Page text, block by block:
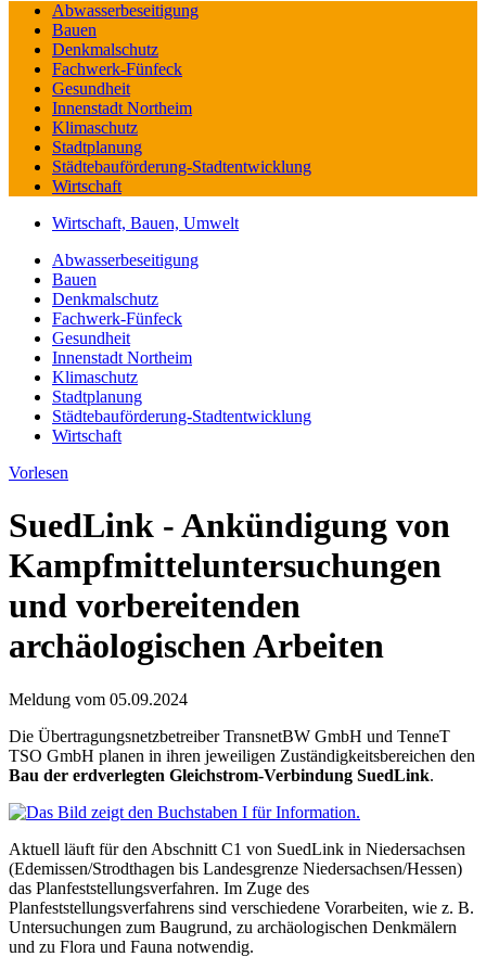
Abwasserbeseitigung
Bauen
Denkmalschutz
Fachwerk-Fünfeck
Gesundheit
Innenstadt Northeim
Klimaschutz
Stadtplanung
Städtebauförderung-Stadtentwicklung
Wirtschaft
Wirtschaft, Bauen, Umwelt
Abwasserbeseitigung
Bauen
Denkmalschutz
Fachwerk-Fünfeck
Gesundheit
Innenstadt Northeim
Klimaschutz
Stadtplanung
Städtebauförderung-Stadtentwicklung
Wirtschaft
Vorlesen
SuedLink - Ankündigung von
Kampfmitteluntersuchungen
und vorbereitenden
archäologischen Arbeiten
Meldung vom 05.09.2024
Die Übertragungsnetzbetreiber TransnetBW GmbH und TenneT
TSO GmbH planen in ihren jeweiligen Zuständigkeitsbereichen den
Bau der erdverlegten Gleichstrom-Verbindung SuedLink.
Aktuell läuft für den Abschnitt C1 von SuedLink in Niedersachsen
(Edemissen/Strodthagen bis Landesgrenze Niedersachsen/Hessen)
das Planfeststellungsverfahren. Im Zuge des
Planfeststellungsverfahrens sind verschiedene Vorarbeiten, wie z. B.
Untersuchungen zum Baugrund, zu archäologischen Denkmälern
und zu Flora und Fauna notwendig.